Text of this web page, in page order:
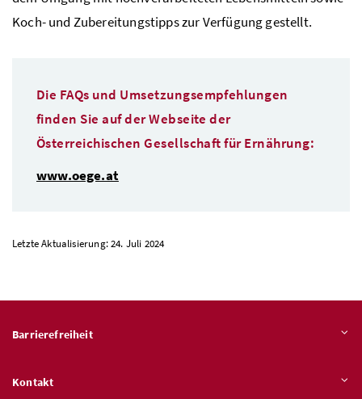
Koch- und Zubereitungstipps zur Verfügung gestellt.
Die FAQs und Umsetzungsempfehlungen
finden Sie auf der Webseite der
Österreichischen Gesellschaft für Ernährung:
www.oege.at
Letzte Aktualisierung: 24. Juli 2024
Barrierefreiheit
Kontakt